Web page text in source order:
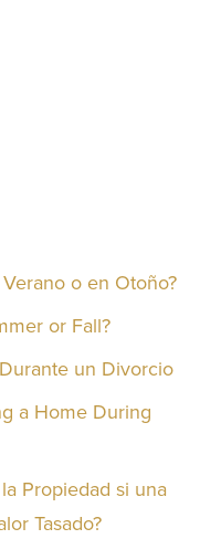
o en Otoño?
or Fall?
un Divorcio
a Home During
Propiedad si una
Tasado?